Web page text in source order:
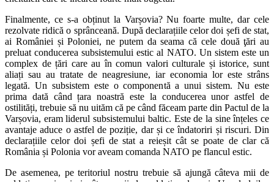
Finalmente, ce s-a obținut la Varșovia? Nu foarte multe, dar cele
rezolvate ridică o sprânceană. După declarațiile celor doi șefi de stat,
ai României și Poloniei, ne putem da seama că cele două ţări au
preluat conducerea subsistemului estic al NATO. Un sistem este un
complex de țări care au în comun valori culturale și istorice, sunt
aliați sau au tratate de neagresiune, iar economia lor este strâns
legată. Un subsistem este o componentă a unui sistem. Nu este
prima dată când țara noastră este la conducerea unor astfel de
ostilități, trebuie să nu uităm că pe când făceam parte din Pactul de la
Varșovia, eram liderul subsistemului baltic. Este de la sine înțeles ce
avantaje aduce o astfel de poziție, dar și ce îndatoriri și riscuri. Din
declarațiile celor doi șefi de stat a reieșit cât se poate de clar că
România și Polonia vor aveam comanda NATO pe flancul estic.
De asemenea, pe teritoriul nostru trebuie să ajungă câteva mii de